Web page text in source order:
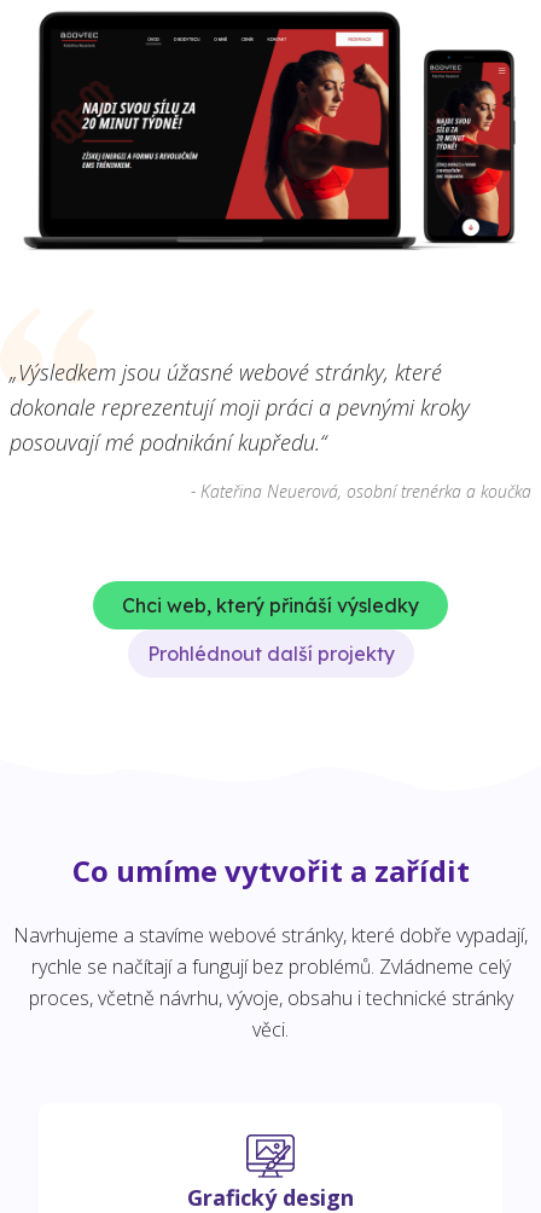
„Výsledkem jsou úžasné webové stránky, které
dokonale reprezentují moji práci a pevnými kroky
posouvají mé podnikání kupředu.“
- Kateřina Neuerová, osobní trenérka a koučka
Chci web, který přináší výsledky
Prohlédnout další projekty
Co umíme vytvořit a zařídit
Navrhujeme a stavíme webové stránky, které dobře vypadají,
rychle se načítají a fungují bez problémů. Zvládneme celý
proces, včetně návrhu, vývoje, obsahu i technické stránky
věci.
Grafický design